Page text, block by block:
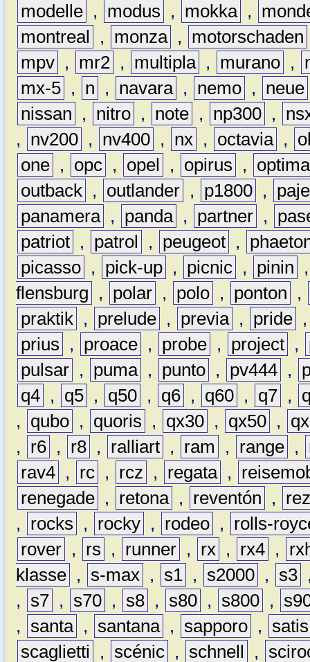
modelle , modus , mokka ,
montreal
, monza , motorschaden
mpv , mr2 , multipla , murano ,
mx-5 , n , navara , nemo , neue
nissan
, nitro , note , np300 ,
,
nv200 , nv400 , nx , octavia ,
one , opc , opel , opirus ,
optima
outback , outlander , p1800 ,
panamera , panda , partner ,
patriot , patrol , peugeot ,
picasso , pick-up , picnic , pinin
flensburg
, polar , polo , ponton
,
praktik , prelude , previa , pride
prius
, proace , probe , project ,
pulsar , puma , punto , pv444 ,
q4 , q5 , q50 , q6 , q60 , q7 ,
,
qubo , quoris , qx30 , qx50 ,
,
r6 , r8 , ralliart , ram , range ,
rav4 , rc , rcz , regata ,
renegade , retona , reventón ,
,
rocks , rocky , rodeo ,
rolls-
rover , rs , runner , rx , rx4 ,
klasse , s-max , s1 , s2000 , s3
,
s7 , s70 , s8 , s80 , s800 ,
,
santa , santana , sapporo ,
satis
scaglietti
, scénic , schnell ,